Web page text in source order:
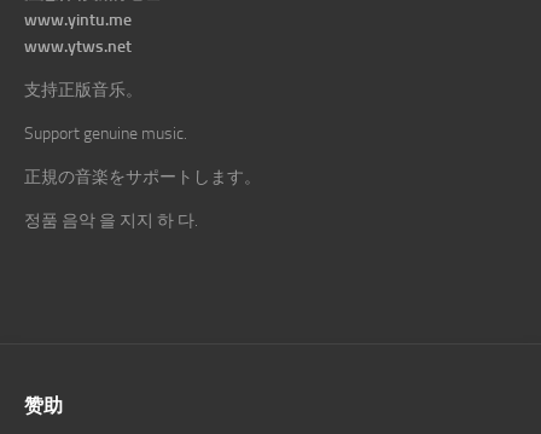
www.yintu.me
www.ytws.net
支持正版音乐。
Support genuine music.
正規の音楽をサポートします。
정품 음악 을 지지 하 다.
赞助